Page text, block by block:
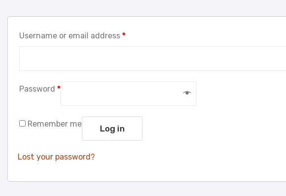
Username or email address *
Password *
Remember me Log in
Lost your password?